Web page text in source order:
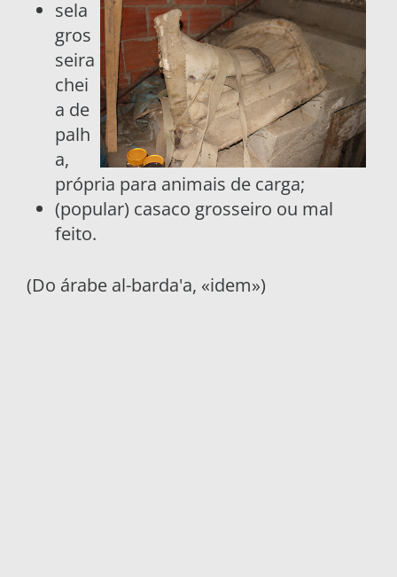
sela
gros
seira
chei
a de
palh
a,
própria para animais de carga;
(popular) casaco grosseiro ou mal
feito.
(Do árabe al-barda'a, «idem»)